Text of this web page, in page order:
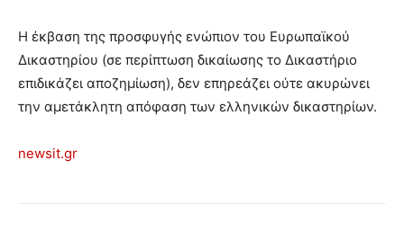
Η έκβαση της προσφυγής ενώπιον του Ευρωπαϊκού
Δικαστηρίου (σε περίπτωση δικαίωσης το Δικαστήριο
επιδικάζει αποζημίωση), δεν επηρεάζει ούτε ακυρώνει
την αμετάκλητη απόφαση των ελληνικών δικαστηρίων.
newsit.gr